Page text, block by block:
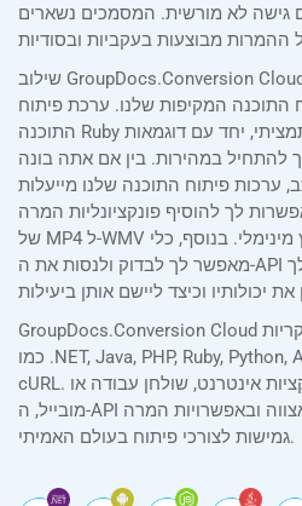
גישה לא מורשית. המסמכים נשארים
שילוב GroupDocs.Conversion Cloud ביישומי Ruby שלך הוא
התוכנה המקיפות שלנו. ערכת פיתוח
התוכנה Ruby שלנו מספקת תיעוד ברור ותמציתי, יחד עם דוגמאות
להתחיל במהירות. בין אם אתה בונה
ערכות פיתוח התוכנה שלנו מייעלות
לך להוסיף פונקציונליות המרה
של MP4 ל-WMV במאמץ מינימלי. בנוסף, כלי API Explorer שלנו
מאפשר לך לבדוק ולנסות את ה-API ישירות בדפדפן שלך, ועוזר לך
GroupDocs.Conversion Cloud תומך בכל הפלטפורמות העיקריות
כמו .NET, Java, PHP, Ruby, Python, Android, Go, JavaScript ו-
cURL. בין אם אתה בונה אפליקציות אינטרנט, שולחן עבודה או
מובייל, ה-API קל לשילוב, תומך בעיבוד אצווה ובאפשרויות המרה
גמישות לצורכי פיתוח בעולם האמיתי.